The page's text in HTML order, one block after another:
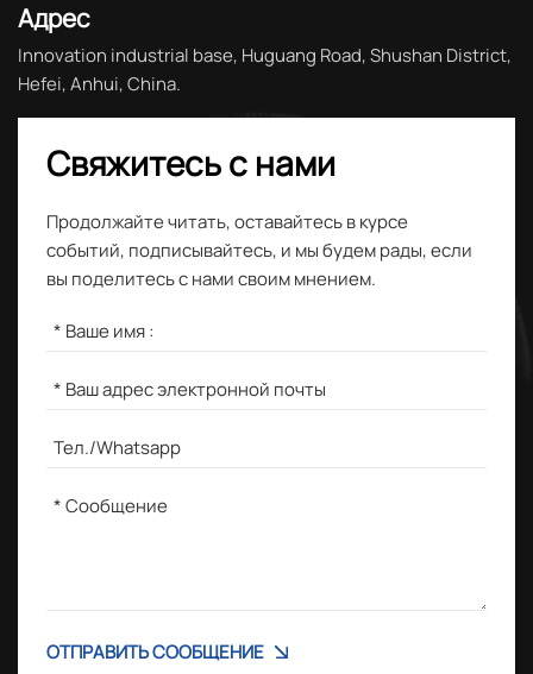
Адрес
Innovation industrial base, Huguang Road, Shushan District,
Hefei, Anhui, China.
Свяжитесь с нами
Продолжайте читать, оставайтесь в курсе
событий, подписывайтесь, и мы будем рады, если
вы поделитесь с нами своим мнением.
ОТПРАВИТЬ СООБЩЕНИЕ